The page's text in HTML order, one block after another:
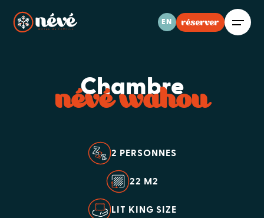
EN réserver
Chambre
névé wahou
2 PERSONNES
22 M2
LIT KING SIZE